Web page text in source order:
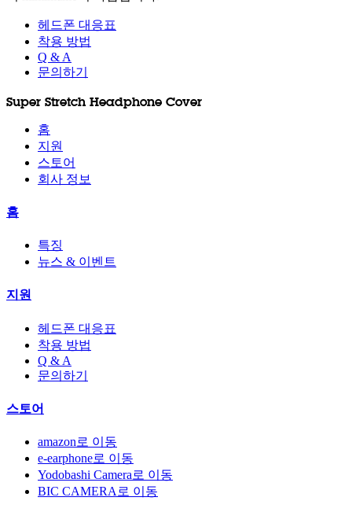
헤드폰 대응표
착용 방법
Q & A
문의하기
Super Stretch Headphone Cover
홈
지원
스토어
회사 정보
홈
특징
뉴스 & 이벤트
지원
헤드폰 대응표
착용 방법
Q & A
문의하기
스토어
amazon로 이동
e-earphone로 이동
Yodobashi Camera로 이동
BIC CAMERA로 이동